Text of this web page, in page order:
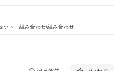
ット、組み合わせ/組み合わせ